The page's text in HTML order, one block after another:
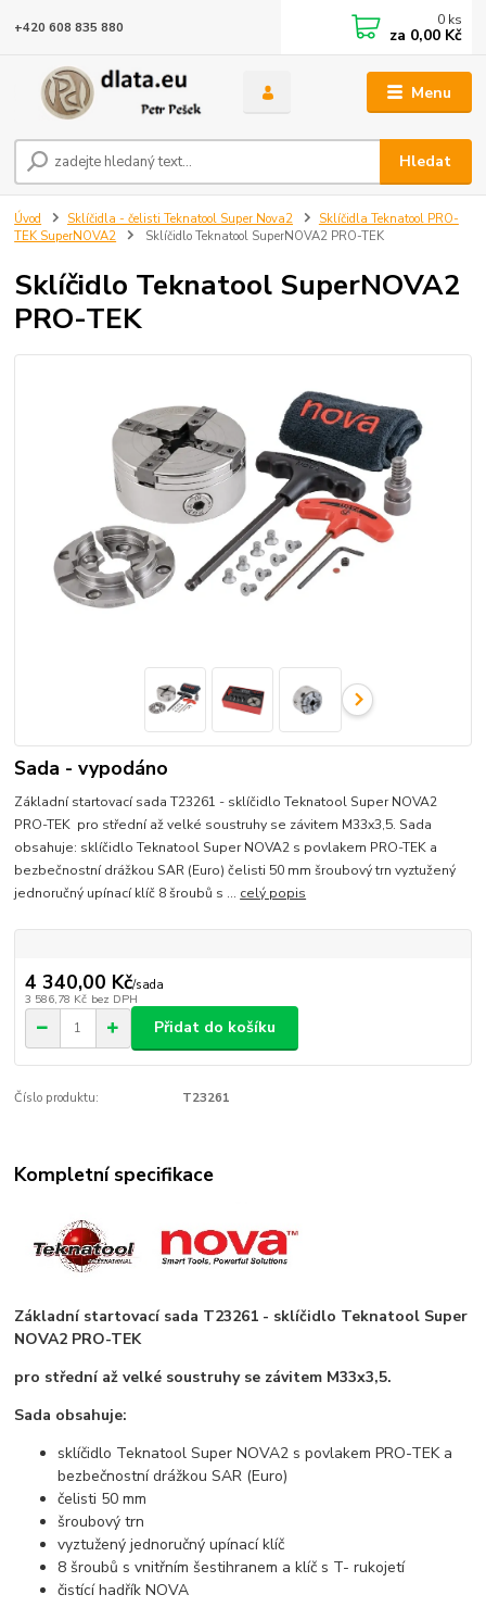
Menu
Hledat
+420 608 835 880 0 ks
za 0,00 Kč
Úvod Sklíčidla - čelisti Teknatool Super Nova2
Sklíčidla Teknatool PRO-
TEK SuperNOVA2
Sklíčidlo Teknatool SuperNOVA2 PRO-TEK
Sklíčidlo Teknatool SuperNOVA2
PRO-TEK
Sada - vypodáno
Základní startovací sada T23261 - sklíčidlo Teknatool Super NOVA2
PRO-TEK pro střední až velké soustruhy se závitem M33x3,5. Sada
obsahuje: sklíčidlo Teknatool Super NOVA2 s povlakem PRO-TEK a
bezbečnostní drážkou SAR (Euro) čelisti 50 mm šroubový trn vyztužený
jednoručný upínací klíč 8 šroubů s ... celý popis
4 340,00 Kč/sada
3 586,78 Kč bez DPH
Přidat do košíku
Číslo produktu: T23261
Kompletní specifikace
Základní startovací sada T23261 - sklíčidlo Teknatool Super
NOVA2 PRO-TEK
pro střední až velké soustruhy se závitem M33x3,5.
Sada obsahuje:
sklíčidlo Teknatool Super NOVA2 s povlakem PRO-TEK a
bezbečnostní drážkou SAR (Euro)
čelisti 50 mm
šroubový trn
vyztužený jednoručný upínací klíč
8 šroubů s vnitřním šestihranem a klíč s T- rukojetí
čistící hadřík NOVA